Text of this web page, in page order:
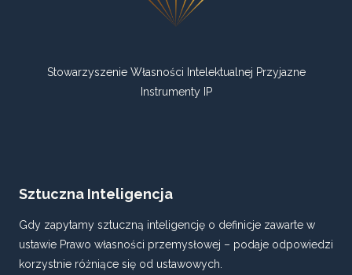
Stowarzyszenie Własności Intelektualnej Przyjazne
Instrumenty IP
Sztuczna Inteligencja
Gdy zapytamy sztuczną inteligencję o definicje zawarte w
ustawie Prawo własności przemysłowej – podaje odpowiedzi
korzystnie różniące się od ustawowych.